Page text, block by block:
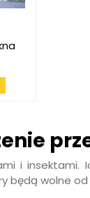
i insektami.
będą wolne od